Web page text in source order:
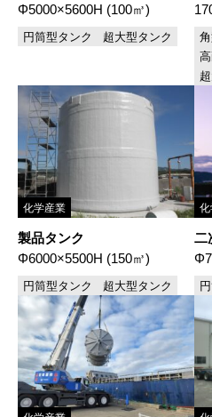
Φ5000×5600H (100㎥)
円筒型タンク 超大型タンク
化学産業
製品タンク
Φ6000×5500H (150㎥)
円筒型タンク 超大型タンク
二